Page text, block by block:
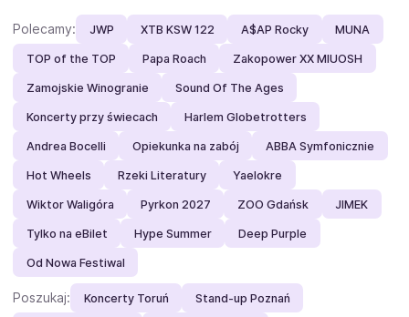
Polecamy: JWP XTB KSW 122 A$AP Rocky MUNA
TOP of the TOP Papa Roach Zakopower XX MIUOSH
Zamojskie Winogranie Sound Of The Ages
Koncerty przy świecach Harlem Globetrotters
Andrea Bocelli Opiekunka na zabój ABBA Symfonicznie
Hot Wheels Rzeki Literatury Yaelokre
Wiktor Waligóra Pyrkon 2027 ZOO Gdańsk JIMEK
Tylko na eBilet Hype Summer Deep Purple
Od Nowa Festiwal
Poszukaj: Koncerty Toruń Stand-up Poznań